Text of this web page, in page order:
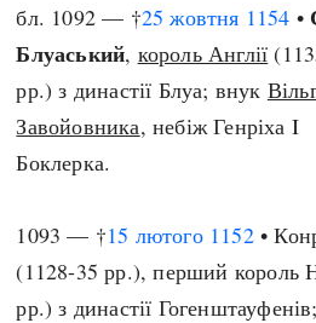
бл. 1092 — †25 жовтня 1154 •
Блуаський, король Англії
рр.) з династії Блуа; внук
Завойовника, небіж Генріха I
Боклерка.
1093 — †15 лютого 1152•
(1128-35 рр.), перший король
рр.) з династії